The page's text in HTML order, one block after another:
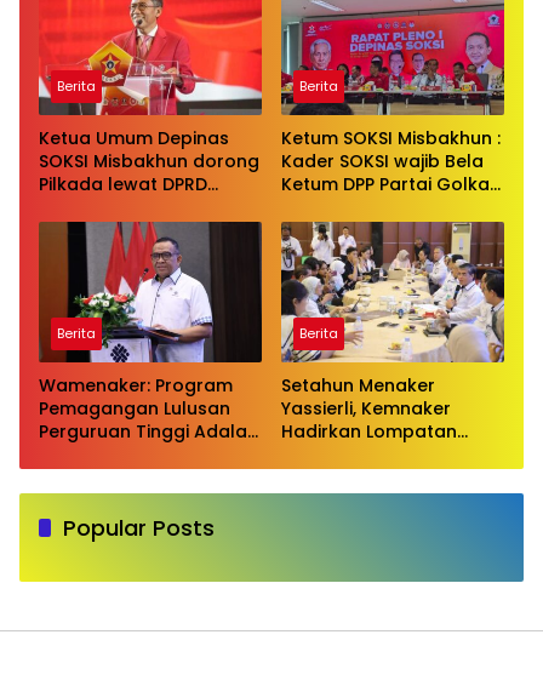
pribadi kepada Ketua
Golkar Bahlil Lahadalia
Berita
Ketua Umum Depinas
SOKSI Misbakhun dorong
Pilkada lewat DPRD
pilkada langsung
Berita
Ketum SOKSI Misbakhun :
Kader SOKSI wajib Bela
Ketum DPP Partai Golkar
Publik
Berita
Wamenaker: Program
Pemagangan Lulusan
Perguruan Tinggi Adalah
Berita
Setahun Menaker
Yassierli, Kemnaker
Hadirkan Lompatan
Popular Posts